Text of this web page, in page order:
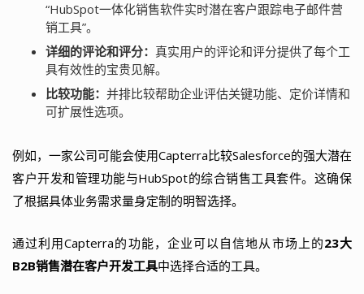
“HubSpot一体化销售软件实时潜在客户跟踪电子邮件营
销工具”。
详细的评论和评分： 真实用户的评论和评分提供了每个工
具有效性的宝贵见解。
比较功能： 并排比较帮助企业评估关键功能、定价详情和
可扩展性选项。
例如，一家公司可能会使用Capterra比较Salesforce的强大潜在
客户开发和管理功能与HubSpot的综合销售工具套件。这确保
了根据具体业务需求量身定制的明智选择。
通过利用Capterra的功能，企业可以自信地从市场上的23大
B2B销售潜在客户开发工具中选择合适的工具。